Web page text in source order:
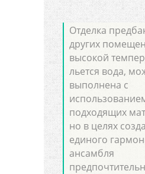
Отделка
других
высокой
льется вода,
выполнена с
подходящих
но в целях
единого
ансамбля